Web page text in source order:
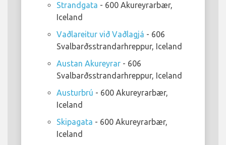
Strandgata - 600 Akureyrarbær,
Iceland
Vaðlareitur við Vaðlagjá - 606
Svalbarðsstrandarhreppur, Iceland
Austan Akureyrar - 606
Svalbarðsstrandarhreppur, Iceland
Austurbrú - 600 Akureyrarbær,
Iceland
Skipagata - 600 Akureyrarbær,
Iceland